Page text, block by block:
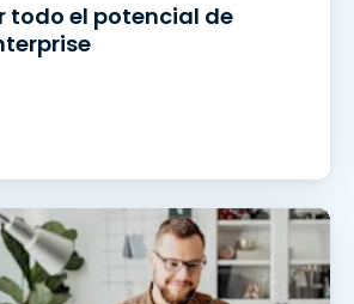
todo el potencial de